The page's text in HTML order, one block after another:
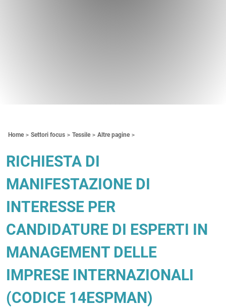
Contenuti Principali
Home Settori focus Tessile Altre pagine
RICHIESTA DI
MANIFESTAZIONE DI
INTERESSE PER
CANDIDATURE DI ESPERTI IN
MANAGEMENT DELLE
IMPRESE INTERNAZIONALI
(CODICE 14ESPMAN)